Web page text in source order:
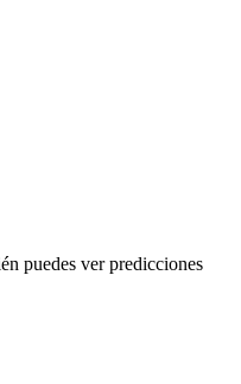
puedes ver predicciones